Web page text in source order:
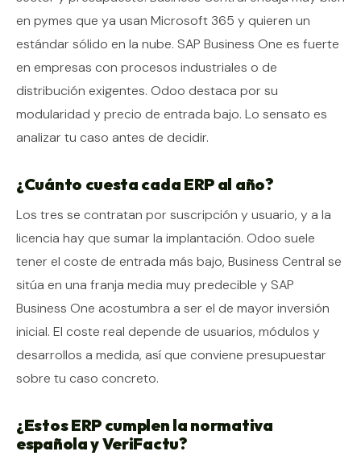
en pymes que ya usan Microsoft 365 y quieren un
estándar sólido en la nube. SAP Business One es fuerte
en empresas con procesos industriales o de
distribución exigentes. Odoo destaca por su
modularidad y precio de entrada bajo. Lo sensato es
analizar tu caso antes de decidir.
¿Cuánto cuesta cada ERP al año?
Los tres se contratan por suscripción y usuario, y a la
licencia hay que sumar la implantación. Odoo suele
tener el coste de entrada más bajo, Business Central se
sitúa en una franja media muy predecible y SAP
Business One acostumbra a ser el de mayor inversión
inicial. El coste real depende de usuarios, módulos y
desarrollos a medida, así que conviene presupuestar
sobre tu caso concreto.
¿Estos ERP cumplen la normativa
española y VeriFactu?